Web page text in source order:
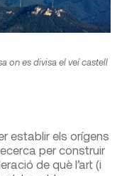
on es divisa el veí castell
establir els orígens
per construir
de què l’art (i